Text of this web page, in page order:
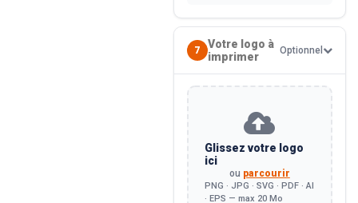
7
Votre logo à
imprimer
Optionnel
Glissez votre logo
ici
ou parcourir
PNG · JPG · SVG · PDF · AI
· EPS — max 20 Mo